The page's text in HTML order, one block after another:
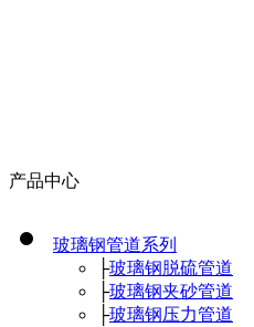
产品中心
玻璃钢管道系列
├玻璃钢脱硫管道
├玻璃钢夹砂管道
├玻璃钢压力管道